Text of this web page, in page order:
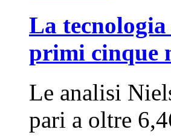
La tecnologia
primi cinque
Le analisi
pari a oltre